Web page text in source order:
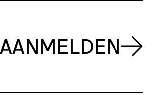
AANMELDEN